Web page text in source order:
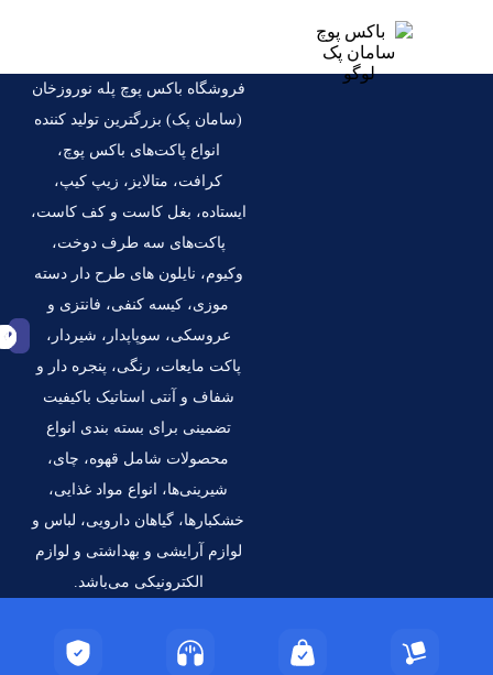
فروشگاه باکس پوچ پله نوروزخان
(سامان پک) بزرگترین تولید کننده
انواع پاکت‌‌های باکس پوچ،
کرافت، متالایز، زیپ کیپ،
ایستاده، بغل کاست و کف کاست،
پاکت‌های سه طرف دوخت،
وکیوم، نایلون های طرح دار دسته
موزی، کیسه کنفی، فانتزی و
عروسکی، سوپاپدار، شیردار،
پاکت مایعات، رنگی، پنجره دار و
شفاف و آنتی استاتیک باکیفیت
تضمینی برای بسته بندی انواع
محصولات شامل قهوه، چای،
شیرینی‌ها، انواع مواد غذایی،
خشکبارها، گیاهان دارویی، لباس و
لوازم آرایشی و بهداشتی و لوازم
الکترونیکی می‌باشد.